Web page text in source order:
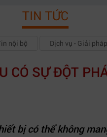
TIN TỨC
nội bộ Dịch vụ - Giải pháp
CÓ SỰ ĐỘT
bị có thể không